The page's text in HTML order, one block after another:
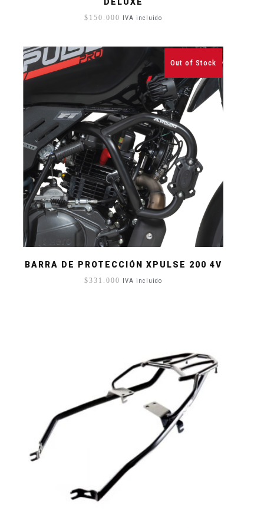
$ 150.000 IVA incluido
BARRA DE PROTECCIÓN XPULSE 200 4V
$331.000 IVA incluido
Out of Stock